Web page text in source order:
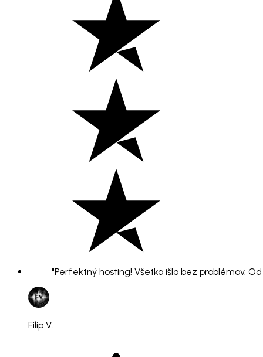
"Perfektný hosting! Všetko išlo bez problémov.
Filip V.